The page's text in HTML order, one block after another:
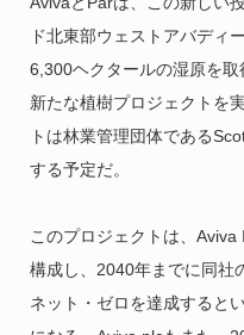
ド北東部ウェストアバディ
6,300ヘクタールの湿原を
新たな植樹プロジェクトを
トは林業管理団体である
する予定だ。
このプロジェクトは、
構成し、2040年までに同社
ネット・ゼロを達成すると